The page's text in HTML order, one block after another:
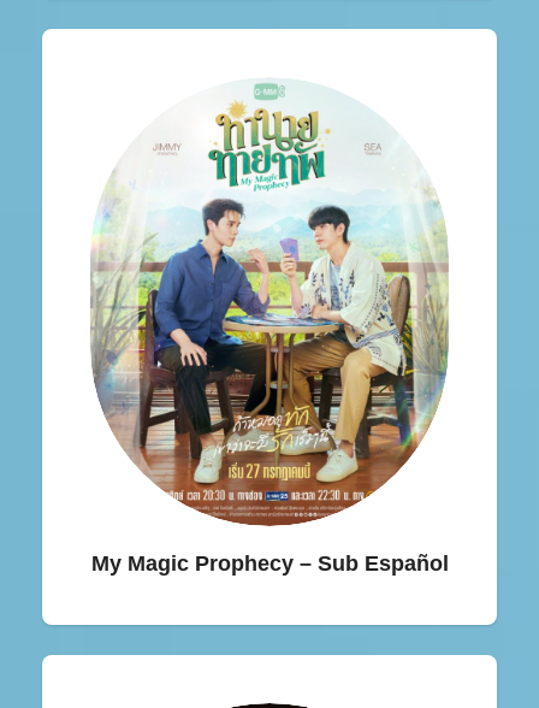
My Magic Prophecy – Sub Español